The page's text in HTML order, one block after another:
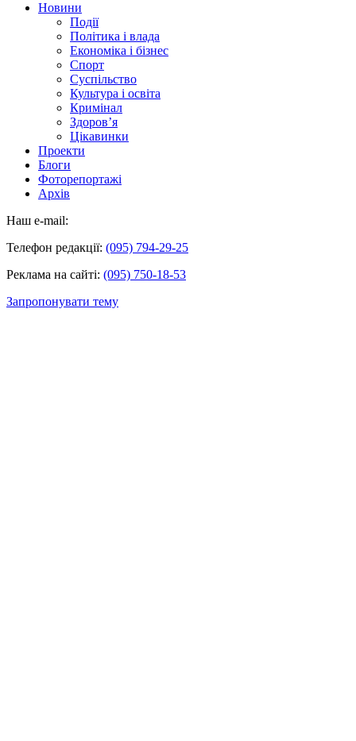
Новини
Події
Політика і влада
Економіка і бізнес
Спорт
Суспільство
Культура і освіта
Кримінал
Здоров’я
Цікавинки
Проекти
Блоги
Фоторепортажі
Архів
Наш e-mail:
Телефон редакції: (095) 794-29-25
Реклама на сайті: (095) 750-18-53
Запропонувати тему